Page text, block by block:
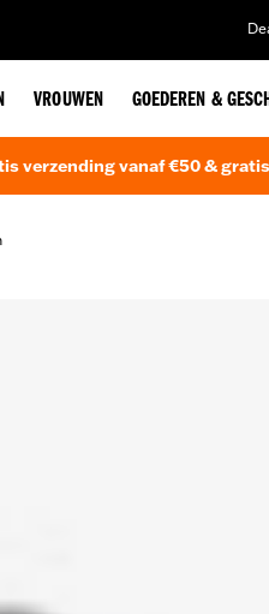
VROUWEN GOEDEREN &
verzending vanaf €50 &